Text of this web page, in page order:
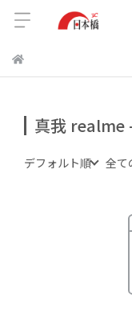
真我 realme
デフォルト順 全て